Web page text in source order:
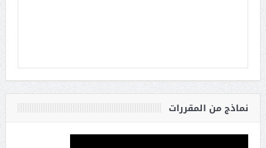
نماذج من المقررات